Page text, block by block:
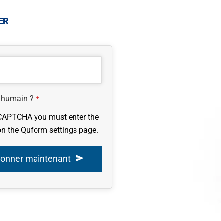
? *
you must enter the
the Quform settings page.
maintenant